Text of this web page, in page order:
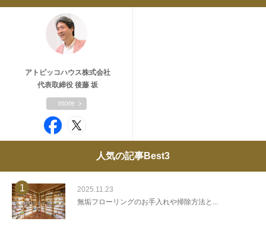
アトピッコハウス株式会社
代表取締役 後藤 坂
more
人気の記事Best3
1
2025.11.23
無垢フローリングのお手入れや掃除方法と...